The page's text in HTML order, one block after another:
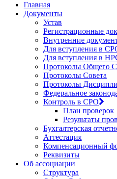
Главная
Документы
Устав
Регистрационные
Внутренние
Для вступления в
Для вступления в
Протоколы Общего
Протоколы Совета
Протоколы
Федеральное
Контроль в СРО
План проверок
Результаты
Бухгалтерская
Аттестация
Компенсационный
Реквизиты
Об ассоциации
Структура